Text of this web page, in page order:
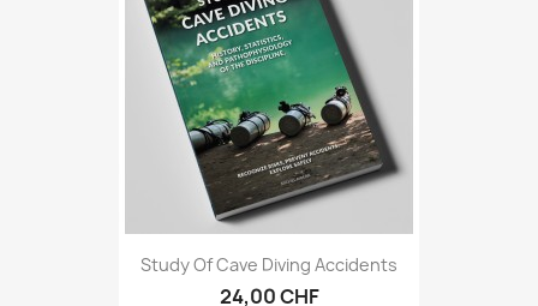
Study Of Cave Diving Accidents
24,00 CHF